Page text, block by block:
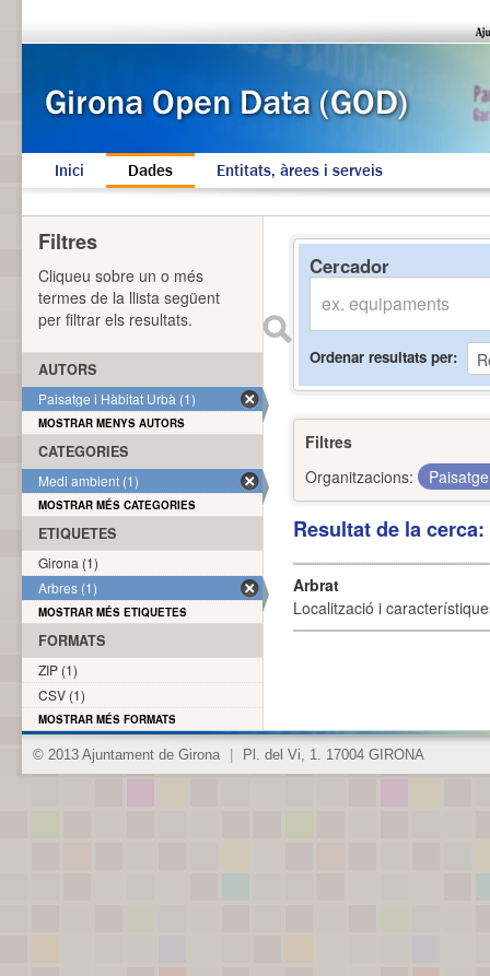
Inici Dades Entitats, àrees i serveis
Cercador
Ordenar resultats per
Filtres
Organitzacions:
Resultat de la
Arbrat
Localització i
Filtres
Cliqueu sobre un o més
termes de la llista següent
per filtrar els resultats.
AUTORS
Paisatge i Hàbitat Urbà (1)
MOSTRAR MENYS AUTORS
CATEGORIES
Medi ambient (1)
MOSTRAR MÉS CATEGORIES
ETIQUETES
Girona (1)
Arbres (1)
MOSTRAR MÉS ETIQUETES
FORMATS
ZIP (1)
CSV (1)
MOSTRAR MÉS FORMATS
© 2013 Ajuntament de Girona Pl. del Vi, 1. 17004 GIRONA